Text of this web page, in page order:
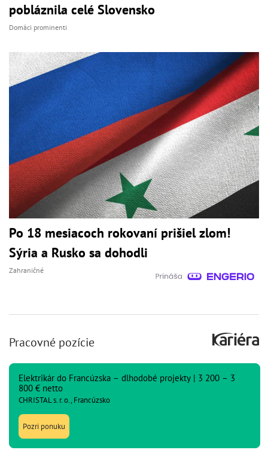
pobláznila celé Slovensko
Domáci prominenti
Po 18 mesiacoch rokovaní prišiel zlom!
Sýria a Rusko sa dohodli
Zahraničné
Pracovné pozície
Elektrikár do Francúzska – dlhodobé projekty | 3 200 – 3
800 € netto
CHRISTAL s. r. o., Francúzsko
Pozri ponuku